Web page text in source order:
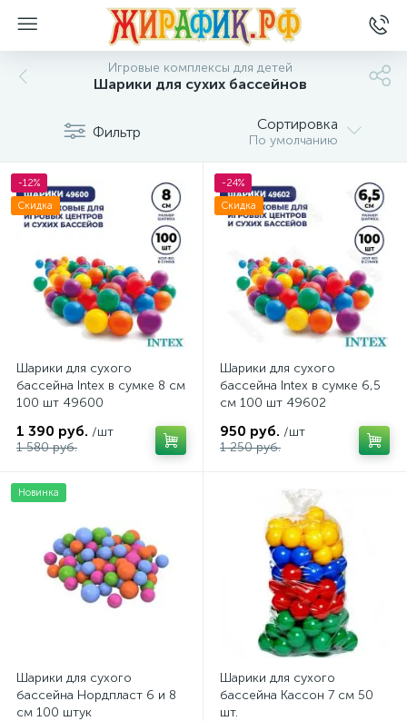
Игровые комплексы для детей
Шарики для сухих бассейнов
Фильтр Сортировка
По умолчанию
-12%
Скидка
Шарики для сухого
бассейна Intex в сумке 8 см
100 шт 49600
1 390 руб. /шт
1 580 руб.
-24%
Скидка
Шарики для сухого
бассейна Intex в сумке 6,5
см 100 шт 49602
950 руб. /шт
1 250 руб.
Новинка
Шарики для сухого
бассейна Нордпласт 6 и 8
см 100 штук
Шарики для сухого
бассейна Кассон 7 см 50
шт.